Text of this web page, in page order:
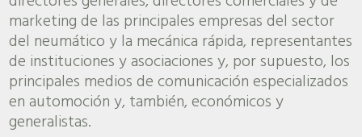
marketing de las principales empresas del sector
del neumático y la mecánica rápida, representantes
de instituciones y asociaciones y, por supuesto, los
principales medios de comunicación especializados
en automoción y, también, económicos y
generalistas.